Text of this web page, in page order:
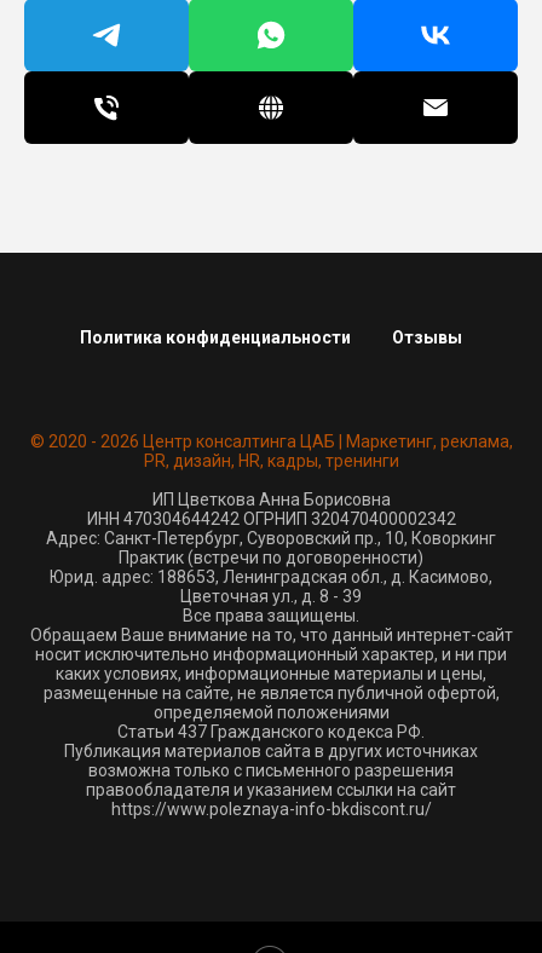
Политика конфиденциальности Отзывы
© 2020 - 2026 Центр консалтинга ЦАБ | Маркетинг, реклама,
PR, дизайн, HR, кадры, тренинги
ИП Цветкова Анна Борисовна
ИНН 470304644242 ОГРНИП 320470400002342
Адрес: Санкт-Петербург, Суворовский пр., 10, Коворкинг
Практик (встречи по договоренности)
Юрид. адрес: 188653, Ленинградская обл., д. Касимово,
Цветочная ул., д. 8 - 39
Все права защищены.
Обращаем Ваше внимание на то, что данный интернет-сайт
носит исключительно информационный характер, и ни при
каких условиях, информационные материалы и цены,
размещенные на сайте, не является публичной офертой,
определяемой положениями
Статьи 437 Гражданского кодекса РФ.
Публикация материалов сайта в других источниках
возможна только с письменного разрешения
правообладателя и указанием ссылки на сайт
https://www.poleznaya-info-bkdiscont.ru/